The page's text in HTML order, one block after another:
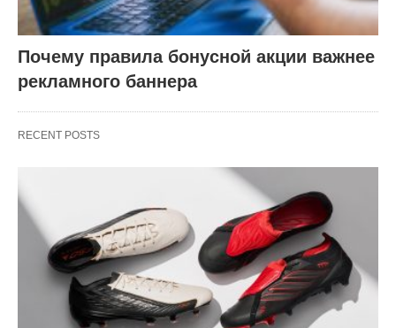
Почему правила бонусной акции важнее
рекламного баннера
RECENT POSTS